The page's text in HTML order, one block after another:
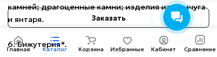
Заказать
камней; драгоценные камни; изделия из жемчуга
и янтаря.
6. Бижутерия*.
Главная Каталог Корзина Избранные Кабинет Сравнение